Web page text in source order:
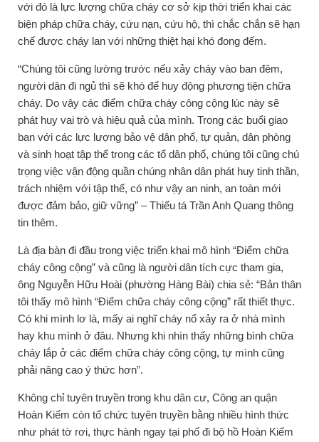
với đó là lực lượng chữa cháy cơ sở kịp thời triển khai các
biện pháp chữa cháy, cứu nạn, cứu hộ, thì chắc chắn sẽ hạn
chế được cháy lan với những thiệt hại khó đong đếm.
“Chúng tôi cũng lường trước nếu xảy cháy vào ban đêm,
người dân đi ngủ thì sẽ khó để huy động phương tiện chữa
cháy. Do vậy các điểm chữa cháy công cộng lúc này sẽ
phát huy vai trò và hiệu quả của mình. Trong các buổi giao
ban với các lực lượng bảo vệ dân phố, tự quản, dân phòng
và sinh hoạt tập thể trong các tổ dân phố, chúng tôi cũng chú
trọng việc vận động quần chúng nhân dân phát huy tinh thần,
trách nhiệm với tập thể, có như vậy an ninh, an toàn mới
được đảm bảo, giữ vững” – Thiếu tá Trần Anh Quang thông
tin thêm.
Là địa bàn đi đầu trong việc triển khai mô hình “Điểm chữa
cháy công cộng” và cũng là người dân tích cực tham gia,
ông Nguyễn Hữu Hoài (phường Hàng Bài) chia sẻ: “Bản thân
tôi thấy mô hình “Điểm chữa cháy công cộng” rất thiết thực.
Có khi mình lơ là, mấy ai nghĩ cháy nổ xảy ra ở nhà mình
hay khu mình ở đâu. Nhưng khi nhìn thấy những bình chữa
cháy lắp ở các điểm chữa cháy công cộng, tự mình cũng
phải nâng cao ý thức hơn”.
Không chỉ tuyên truyền trong khu dân cư, Công an quận
Hoàn Kiếm còn tổ chức tuyên truyền bằng nhiều hình thức
như phát tờ rơi, thực hành ngay tại phố đi bộ hồ Hoàn Kiếm